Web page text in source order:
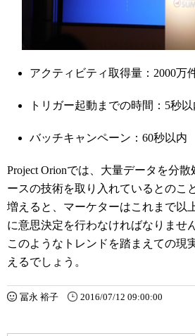
アクティビティ取得量：2000万
トリガー起動までの時間：5秒以
バッチキャンペーン：60秒以内
Project Orionでは、大量データを分
ースの技術を取り入れているとのこ
増えると、マーケターはこれまで以
に意思決定を行わなければなりませ
このようなトレンドを踏まえての現
えるでしょう。
冨永 裕子 2016/07/12 09:00:00